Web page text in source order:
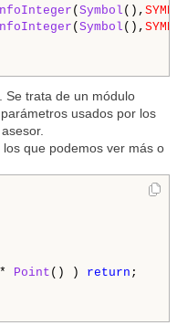
( Symbol (),
( Symbol (),
Se trata de un módulo
usados por los
que podemos ver más o
Point () ) return ;